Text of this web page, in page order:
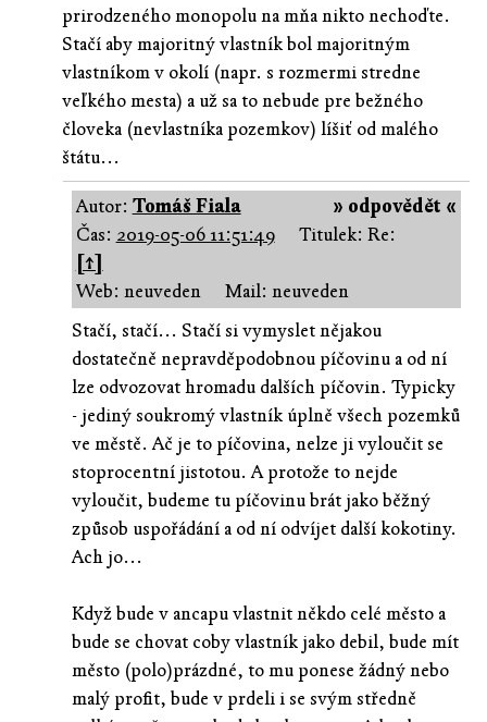
prirodzeného monopolu na mňa nikto nechoďte.
Stačí aby majoritný vlastník bol majoritným
vlastníkom v okolí (napr. s rozmermi stredne
veľkého mesta) a už sa to nebude pre bežného
človeka (nevlastníka pozemkov) líšiť od malého
štátu...
» odpovědět «
Autor: Tomáš Fiala
Čas: 2019-05-06 11:51:49
Titulek: Re:
[↑]
Web: neuveden
Mail: neuveden
Stačí, stačí... Stačí si vymyslet nějakou
dostatečně nepravděpodobnou píčovinu a od ní
lze odvozovat hromadu dalších píčovin. Typicky
- jediný soukromý vlastník úplně všech pozemků
ve městě. Ač je to píčovina, nelze ji vyloučit se
stoprocentní jistotou. A protože to nejde
vyloučit, budeme tu píčovinu brát jako běžný
způsob uspořádání a od ní odvíjet další kokotiny.
Ach jo...
Když bude v ancapu vlastnit někdo celé město a
bude se chovat coby vlastník jako debil, bude mít
město (polo)prázdné, to mu ponese žádný nebo
malý profit, bude v prdeli i se svým středně